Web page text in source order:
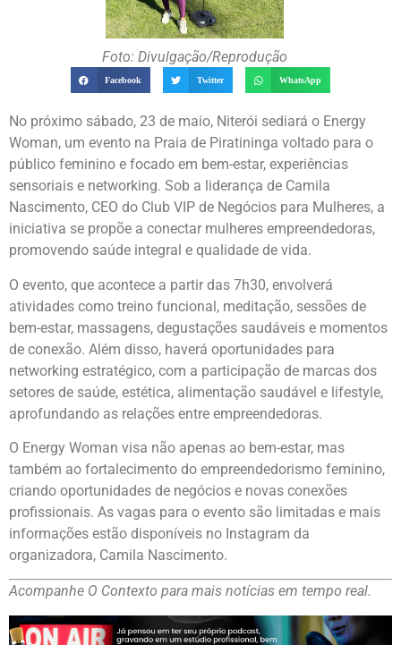
Foto: Divulgação/Reprodução
Facebook Twitter WhatsApp
No próximo sábado, 23 de maio, Niterói sediará o Energy
Woman, um evento na Praia de Piratininga voltado para o
público feminino e focado em bem-estar, experiências
sensoriais e networking. Sob a liderança de Camila
Nascimento, CEO do Club VIP de Negócios para Mulheres, a
iniciativa se propõe a conectar mulheres empreendedoras,
promovendo saúde integral e qualidade de vida.
O evento, que acontece a partir das 7h30, envolverá
atividades como treino funcional, meditação, sessões de
bem-estar, massagens, degustações saudáveis e momentos
de conexão. Além disso, haverá oportunidades para
networking estratégico, com a participação de marcas dos
setores de saúde, estética, alimentação saudável e lifestyle,
aprofundando as relações entre empreendedoras.
O Energy Woman visa não apenas ao bem-estar, mas
também ao fortalecimento do empreendedorismo feminino,
criando oportunidades de negócios e novas conexões
profissionais. As vagas para o evento são limitadas e mais
informações estão disponíveis no Instagram da
organizadora, Camila Nascimento.
Acompanhe O Contexto para mais notícias em tempo real.